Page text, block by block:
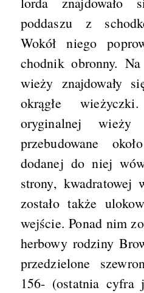
poddaszu z
Wokół niego
chodnik obronny.
wieży znajdowały
okrągłe
oryginalnej wieży
przebudowane
dodanej do niej
strony, kwadratowej
zostało także
wejście. Ponad nim
herbowy rodziny
przedzielone
156- (ostatnia cyfra